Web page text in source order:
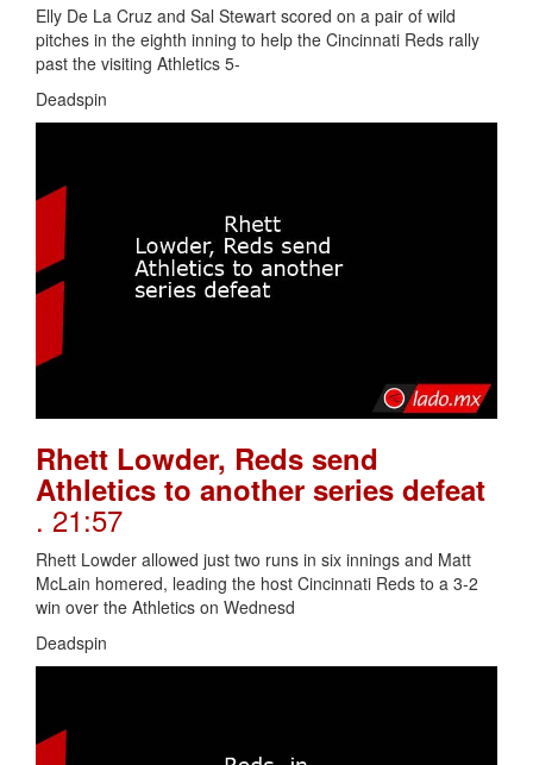
Elly De La Cruz and Sal Stewart scored on a pair of wild
pitches in the eighth inning to help the Cincinnati Reds rally
past the visiting Athletics 5-
Deadspin
Rhett Lowder, Reds send
Athletics to another series defeat
. 21:57
Rhett Lowder allowed just two runs in six innings and Matt
McLain homered, leading the host Cincinnati Reds to a 3-2
win over the Athletics on Wednesd
Deadspin